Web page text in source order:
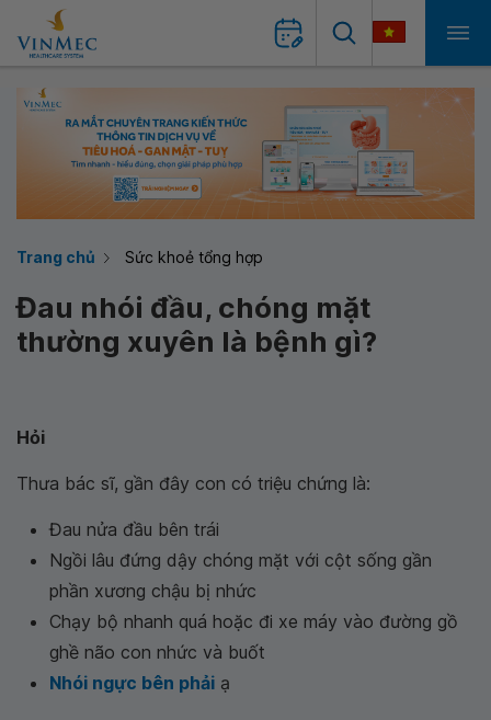
Trang chủ Sức khoẻ tổng hợp
Đau nhói đầu, chóng mặt
thường xuyên là bệnh gì?
Hỏi
Thưa bác sĩ, gần đây con có triệu chứng là:
Đau nửa đầu bên trái
Ngồi lâu đứng dậy chóng mặt với cột sống gần
phần xương chậu bị nhức
Chạy bộ nhanh quá hoặc đi xe máy vào đường gồ
ghề não con nhức và buốt
Nhói ngực bên phải ạ